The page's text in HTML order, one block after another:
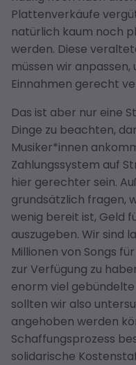
Plattenverkäufe
natürlich kaum noch
werden. Diese
müssen wir
Einnahmen gerecht
Das ist aber nur eine
Dinge zu beachten,
Musiker*innen
Zahlungssystem auf
hier gerechter sein.
grundsätzlich fragen,
wenig bereit ist, Geld
auszugeben. Wir sind
Millionen von Songs
zur Verfügung zu
enorm viel
sollten wir also
angehoben werden
Schaffungsprozess
solidarische